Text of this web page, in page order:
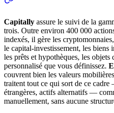
Capitally assure le suivi de la
trois. Outre environ 400 000
indexés, il gère les
le capital-investissement, les biens
les prêts et hypothèques, les
personnalisé que vous définissez.
couvrent bien les valeurs
traitent tout ce qui sort de ce
étrangères, actifs alternatifs —
manuellement, sans aucune